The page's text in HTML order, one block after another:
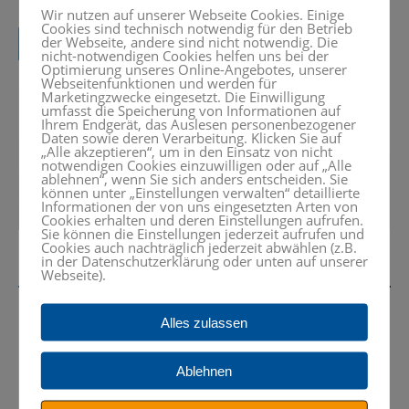
Interessiert? Rufen Sie uns an oder
schreiben Sie eine Nachricht.
Wir nutzen auf unserer Webseite Cookies. Einige
Cookies sind technisch notwendig für den Betrieb
der Webseite, andere sind nicht notwendig. Die
nicht-notwendigen Cookies helfen uns bei der
Optimierung unseres Online-Angebotes, unserer
Webseitenfunktionen und werden für
Marketingzwecke eingesetzt. Die Einwilligung
umfasst die Speicherung von Informationen auf
Ihrem Endgerät, das Auslesen personenbezogener
Daten sowie deren Verarbeitung. Klicken Sie auf
„Alle akzeptieren“, um in den Einsatz von nicht
notwendigen Cookies einzuwilligen oder auf „Alle
ablehnen“, wenn Sie sich anders entscheiden. Sie
können unter „Einstellungen verwalten“ detaillierte
Informationen der von uns eingesetzten Arten von
Cookies erhalten und deren Einstellungen aufrufen.
Sie können die Einstellungen jederzeit aufrufen und
Cookies auch nachträglich jederzeit abwählen (z.B.
in der Datenschutzerklärung oder unten auf unserer
Webseite).
Alles zulassen
Ablehnen